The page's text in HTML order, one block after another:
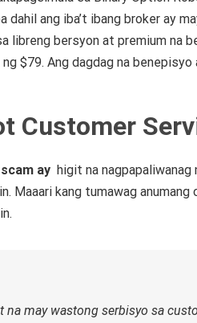
dahil ang iba’t ibang broker ay
libreng bersyon at premium na
$79. Ang dagdag na
Customer
ay higit na
Maaari kang tumawag
may wastong serbisyo sa